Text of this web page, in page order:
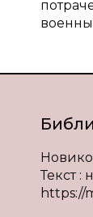
Текст :
https://